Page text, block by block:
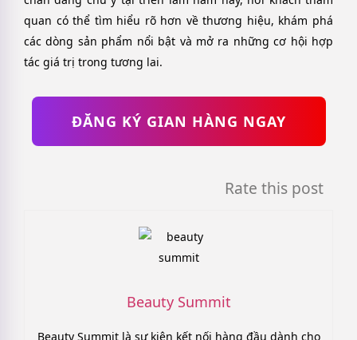
quan có thể tìm hiểu rõ hơn về thương hiệu, khám phá
các dòng sản phẩm nổi bật và mở ra những cơ hội hợp
tác giá trị trong tương lai.
ĐĂNG KÝ GIAN HÀNG NGAY
Rate this post
Beauty Summit
Beauty Summit là sự kiện kết nối hàng đầu dành cho